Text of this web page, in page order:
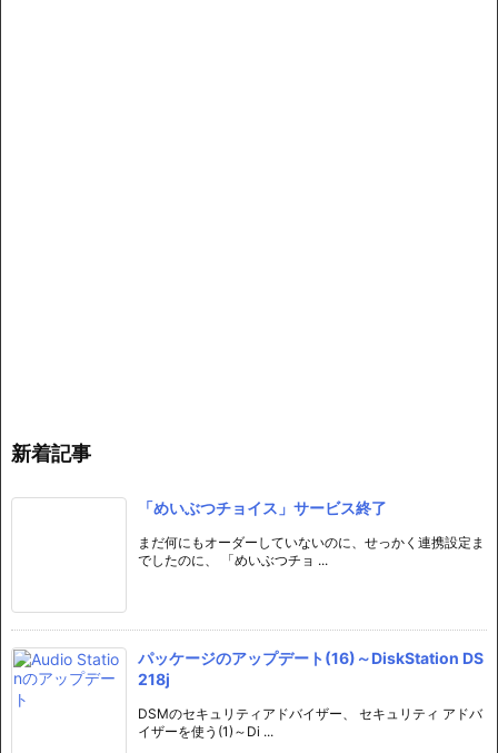
新着記事
「めいぶつチョイス」サービス終了
まだ何にもオーダーしていないのに、せっかく連携設定ま
でしたのに、 「めいぶつチョ ...
パッケージのアップデート(16)～DiskStation DS
218j
DSMのセキュリティアドバイザー、 セキュリティ アドバ
イザーを使う(1)～Di ...